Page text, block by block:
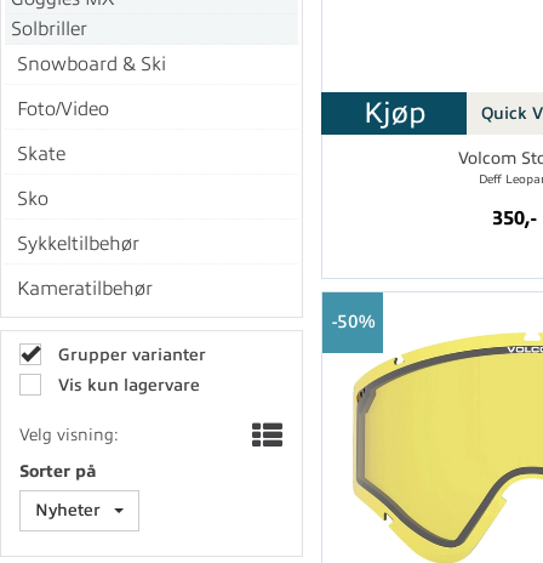
Grupper varianter
Vis kun lagervare
Velg visning:
Sorter på
Nyheter
Solbriller
Snowboard & Ski
Foto/Video
Skate
Sko
Sykkeltilbehør
Kameratilbehør
Kjøp Quick
Volcom
Deff
350,-
50%